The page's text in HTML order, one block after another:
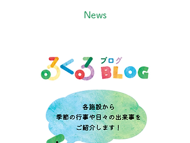
News